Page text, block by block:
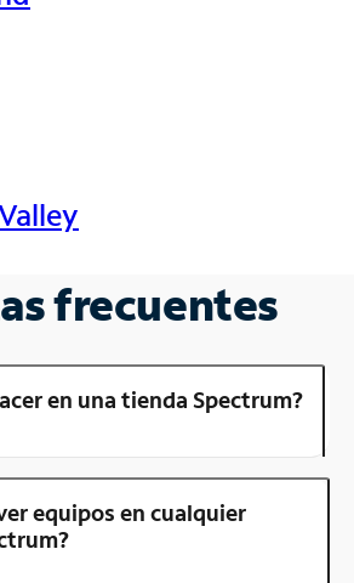
frecuentes
en una tienda Spectrum?
equipos en cualquier